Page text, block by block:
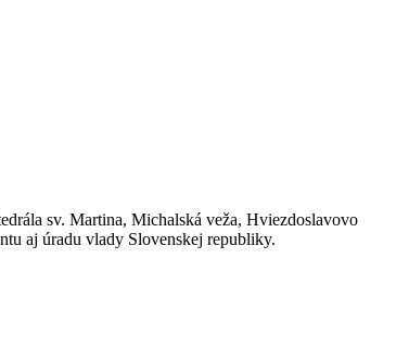
sv. Martina, Michalská veža, Hviezdoslavovo
aj úradu vlady Slovenskej republiky.